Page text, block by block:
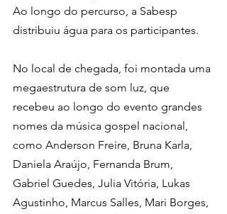
Ao longo do percurso, a Sabesp
distribuiu água para os participantes.
No local de chegada, foi montada uma
megaestrutura de som luz, que
recebeu ao longo do evento grandes
nomes da música gospel nacional,
como Anderson Freire, Bruna Karla,
Daniela Araújo, Fernanda Brum,
Gabriel Guedes, Julia Vitória, Lukas
Agustinho, Marcus Salles, Mari Borges,